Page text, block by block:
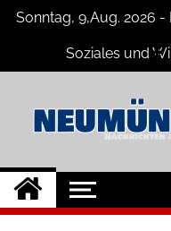
SkipSonntag, 9,Aug. 2026 -
Soziales und
Neuigkeiten
Neumünster